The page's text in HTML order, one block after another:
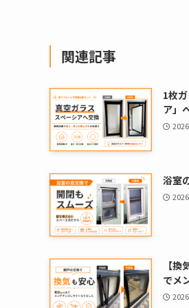
関連記事
1枚
ア」
浴室
【
でメ